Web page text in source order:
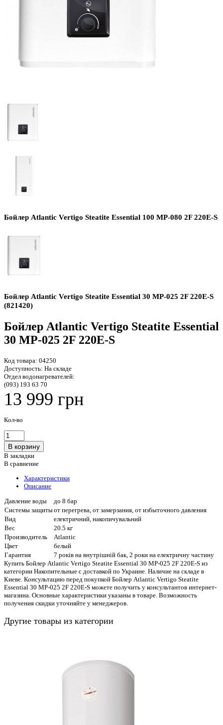
Бойлер Atlantic Vertigo Steatite Essential 100 MP-080 2F 220E-S
Бойлер Atlantic Vertigo Steatite Essential 30 MP-025 2F 220E-S
(821420)
Бойлер Atlantic Vertigo Steatite Essential
30 MP-025 2F 220E-S
Код товара: 04250
Доступность: На складе
Отдел водонагревателей:
(093) 193 63 70
13 999 грн
Кол-во
В закладки
В сравнение
Характеристики
Описание
Давление воды
до 8 бар
Системы защитыот перегрева, от замерзания, от избыточного давления
Вид
електричний, накопичувальний
Вес
20.5 кг
Производитель
Atlantic
Цвет
белый
Гарантия
7 років на внутрішній бак, 2 роки на електричну частину
Купить Бойлер Atlantic Vertigo Steatite Essential 30 MP-025 2F 220E-S из
категории Накопительные с доставкой по Украине. Наличие на складе в
Киеве. Консультацию перед покупкой Бойлер Atlantic Vertigo Steatite
Essential 30 MP-025 2F 220E-S можете получить у консультантов интернет-
магазина. Основные характеристики указаны в товаре. Возможность
получения скидки уточняйте у менеджеров.
Другие товары из категории